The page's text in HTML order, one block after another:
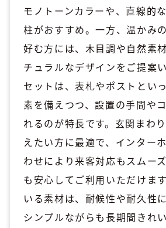
モノトーンカラーや、直線的
柱がおすすめ。一方、温かみ
好む方には、木目調や自然素
チュラルなデザインをご提案
セットは、表札やポストとい
素を備えつつ、設置の手間や
れるのが特長です。玄関まわ
えたい方に最適で、インター
わせにより来客対応もスムー
も安心してご利用いただけま
いる素材は、耐候性や耐久性
シンプルながらも長期間きれ